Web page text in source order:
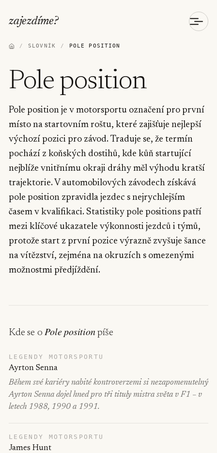
zajezdíme?
/ SLOVNÍK / POLE POSITION
Pole position
Pole position je v motorsportu označení pro první
místo na startovním roštu, které zajišťuje nejlepší
výchozí pozici pro závod. Traduje se, že termín
pochází z koňských dostihů, kde kůň startující
nejblíže vnitřnímu okraji dráhy měl výhodu kratší
trajektorie. V automobilových závodech získává
pole position zpravidla jezdec s nejrychlejším
časem v kvalifikaci. Statistiky pole positions patří
mezi klíčové ukazatele výkonnosti jezdců i týmů,
protože start z první pozice výrazně zvyšuje šance
na vítězství, zejména na okruzích s omezenými
možnostmi předjíždění.
Kde se oPole positionpíše
LEGENDY MOTORSPORTU
Ayrton Senna
Během své kariéry nabité kontroverzemi si nezapomenutelný
Ayrton Senna dojel hned pro tři tituly mistra světa v F1 – v
letech 1988, 1990 a 1991.
LEGENDY MOTORSPORTU
James Hunt